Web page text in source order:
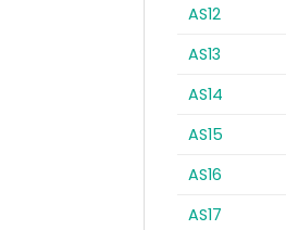
AS12
AS13
AS14
AS15
AS16
AS17